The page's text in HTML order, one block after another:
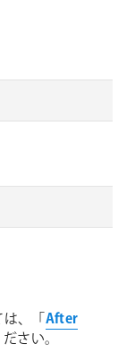
、「 After
さい。